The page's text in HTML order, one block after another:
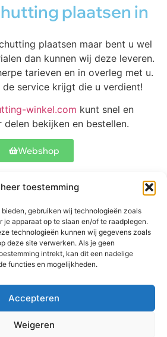
toestemming
gebruiken wij technologieën zoals
je apparaat op te slaan en/of te raadplegen.
technologieën kunnen wij gegevens zoals
deze site verwerken. Als je geen
intrekt, kan dit een nadelige
functies en mogelijkheden.
Accepteren
Weigeren
plaatsen in
plaatsen maar bent u wel
dan kunnen wij deze leveren.
tarieven en in overleg met u.
service krijgt die u verdient!
winkel.com kunt snel en
bekijken en bestellen.
Webshop
schutting
Veelgestelde
vragen
Bekijk ons werk